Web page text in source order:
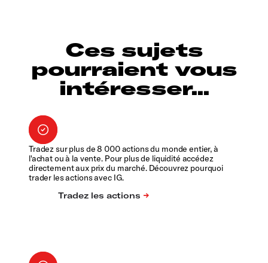
Ces sujets
pourraient vous
intéresser...
Tradez sur plus de 8 000 actions du monde entier, à
l'achat ou à la vente. Pour plus de liquidité accédez
directement aux prix du marché. Découvrez pourquoi
trader les actions avec IG.